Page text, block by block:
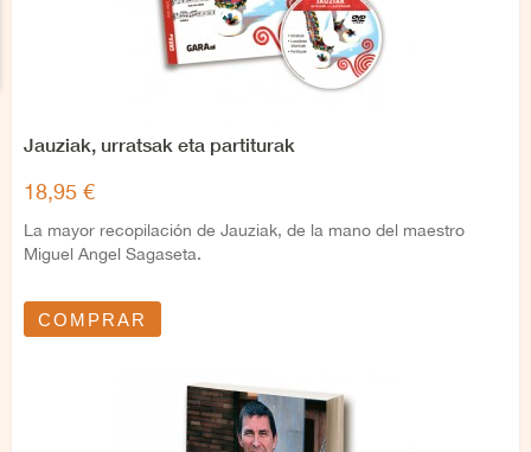
Jauziak, urratsak eta partiturak
18,95 €
La mayor recopilación de Jauziak, de la mano del maestro
Miguel Angel Sagaseta.
COMPRAR